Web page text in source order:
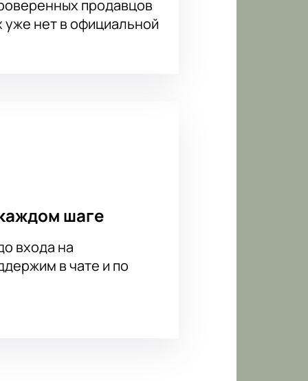
продавцов
нет в официальной
шаге
входа на
в чате и по